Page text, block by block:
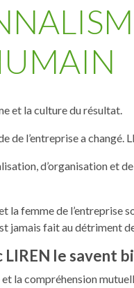
et la culture du résultat.
de l’entreprise a changé.
d’organisation et de
la femme de l’entreprise
jamais fait au détriment
le savent
la compréhension